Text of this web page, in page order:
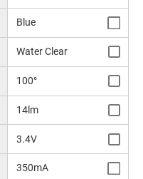
Blue
Water Clear
100°
14lm
3.4V
350mA